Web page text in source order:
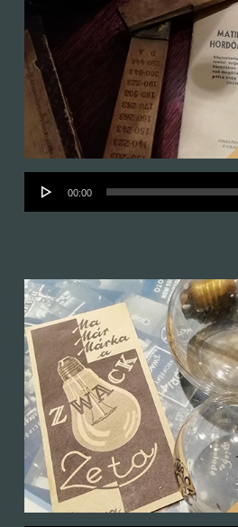
Audió
lejátszó
00:00